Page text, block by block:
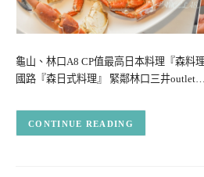
龜山、林口A8 CP值最高日本料理『森料
國路『森日式料理』 緊鄰林口三井outlet…
CONTINUE READING